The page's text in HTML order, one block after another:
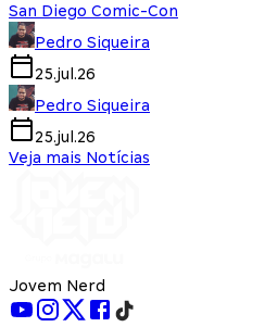
San Diego Comic-Con
Pedro Siqueira
25.jul.26
Pedro Siqueira
25.jul.26
Veja mais Notícias
Jovem Nerd